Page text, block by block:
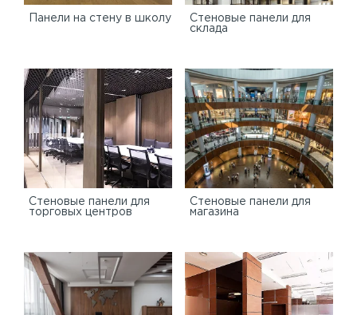
Панели на стену в школу
Стеновые панели для
склада
Cтеновые панели для
торговых центров
Стеновые панели для
магазина